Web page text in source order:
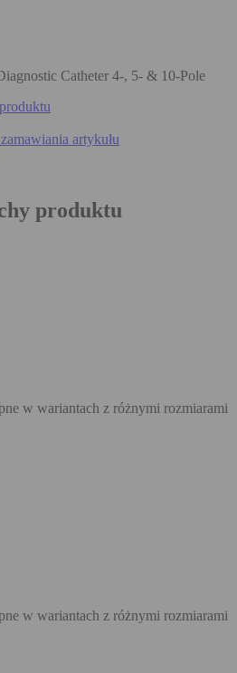
Catheter 4-, 5- & 10-Pole
artykułu
produktu
w wariantach z różnymi rozmiarami
w wariantach z różnymi rozmiarami